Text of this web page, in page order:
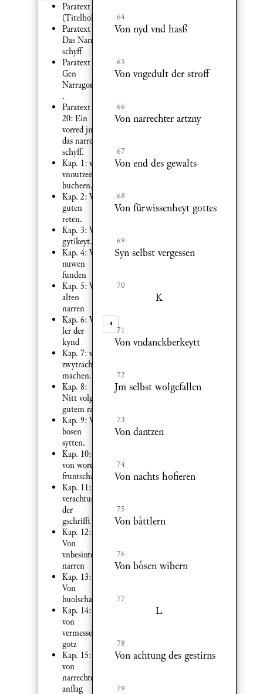
Paratext 2:
(Titelholzschnitt)
Paratext 2:
Das Narren
schyff
Paratext 4:
Gen
Narragonien
.
Paratext
20: Ein
vorred jn
das narren
schyff.
Kap. 1: von
vnnutzen
buchern.
Kap. 2: Von
guten
reten.
Kap. 3: Von
gytikeyt.
Kap. 4: Von
nuwen
funden
Kap. 5: Von
alten
narren
Kap. 6: Von
ler der
kynd
Kap. 7: von
zwytracht
machen.
Kap. 8:
Nitt volgen
gutem ratt.
Kap. 9: Von
bosen
sytten.
Kap. 10:
von worer
fruntschafft
Kap. 11:
verachtung
der
gschrifft
Kap. 12:
Von
vnbesinten
narren
Kap. 13:
Von
buolschafft.
Kap. 14:
von
vermessenheyt
gotz
Kap. 15:
von
narrechtem
anag
64
Von nyd vnd hasß
65
Von vngedult der stroff
66
Von narrechter artzny
67
Von end des gewalts
68
Von fürwissenheyt gottes
69
Syn selbst vergessen
70
K
71
Von vndanckberkeytt
72
Jm selbst wolgefallen
73
Von dantzen
74
Von nachts hofieren
75
Von bttlern
76
Von bsen wibern
77
L
78
Von achtung des gestirns
79